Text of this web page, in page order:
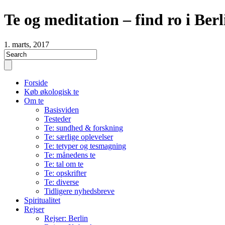
Te og meditation – find ro i
1. marts, 2017
Forside
Køb økologisk te
Om te
Basisviden
Testeder
Te: sundhed & forskning
Te: særlige oplevelser
Te: tetyper og tesmagning
Te: månedens te
Te: tal om te
Te: opskrifter
Te: diverse
Tidligere nyhedsbreve
Spiritualitet
Rejser
Rejser: Berlin